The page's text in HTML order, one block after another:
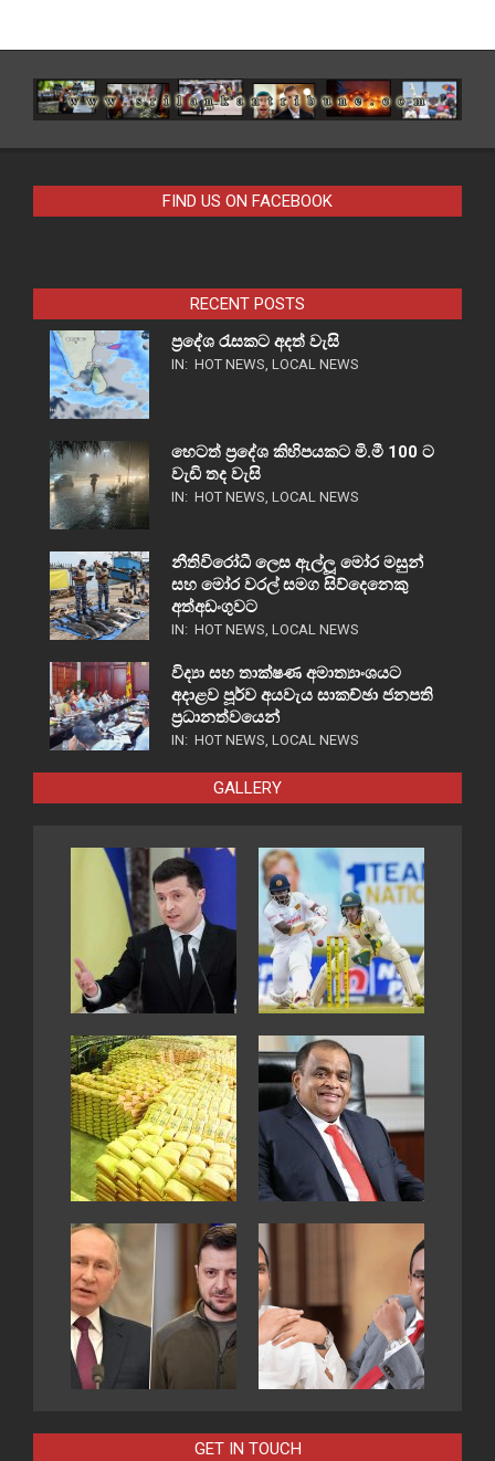
FIND US ON FACEBOOK
RECENT POSTS
ප්‍රදේශ රැසකට අදත් වැසි
IN: HOT NEWS, LOCAL NEWS
හෙටත් ප්‍රදේශ කිහිපයකට මි.මී 100 ට
වැඩි තද වැසි
IN: HOT NEWS, LOCAL NEWS
නීතිවිරෝධී ලෙස ඇල්ලූ මෝර මසුන්
සහ මෝර වරල් සමග සිව්දෙනෙකු
අත්අඩංගුවට
IN: HOT NEWS, LOCAL NEWS
විද්‍යා සහ තාක්ෂණ අමාත්‍යාංශයට
අදාළව පූර්ව අයවැය සාකච්ඡා ජනපති
ප්‍රධානත්වයෙන්
IN: HOT NEWS, LOCAL NEWS
GALLERY
GET IN TOUCH